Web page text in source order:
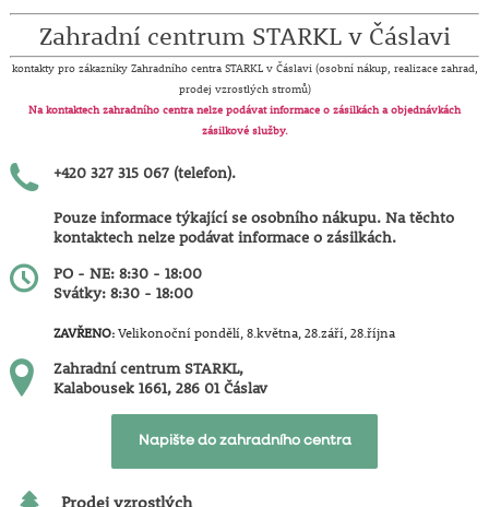
Zahradní centrum STARKL v Čáslavi
kontakty pro zákazníky Zahradního centra STARKL v Čáslavi (osobní nákup, realizace zahrad,
prodej vzrostlých stromů)
Na kontaktech zahradního centra nelze podávat informace o zásilkách a objednávkách
zásilkové služby.
+420 327 315 067 (telefon).
Pouze informace týkající se osobního nákupu. Na těchto
kontaktech nelze podávat informace o zásilkách.
PO - NE: 8:30 - 18:00
Svátky: 8:30 - 18:00
ZAVŘENO:Velikonoční pondělí, 8.května, 28.září, 28.října
Zahradní centrum STARKL,
Kalabousek 1661, 286 01 Čáslav
Napište do zahradního centra
Prodej vzrostlých